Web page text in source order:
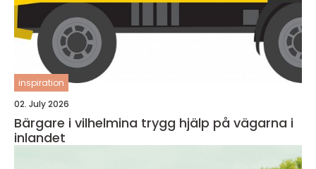
inspiration
02. July 2026
Bärgare i vilhelmina trygg hjälp på vägarna i
inlandet